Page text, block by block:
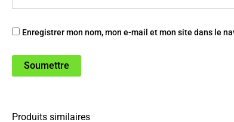
Enregistrer mon nom, mon e-mail et mon site dans le
Produits similaires